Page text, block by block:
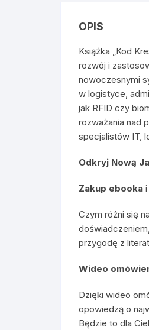
OPIS
Książka „Kod
rozwój i
nowoczesnymi
w logistyce,
jak RFID czy
rozważania nad
specjalistów IT,
Odkryj Nową
Zakup ebooka i
Czym różni się
przygodę z
Wideo
Dzięki wideo
opowiedzą o
Będzie to dla